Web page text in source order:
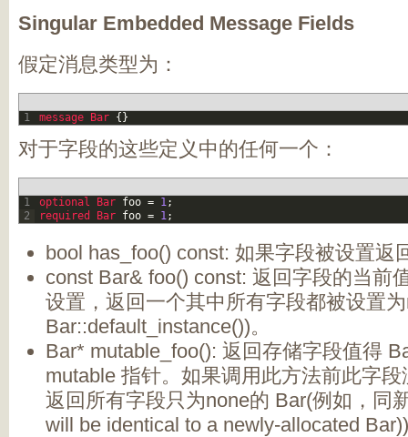
Singular Embedded Message Fields
假定消息类型为：
1 message Bar { }
对于字段的这些定义中的任何一个：
1
2
optional Bar foo = 1;
required
Bar foo = 1;
bool has_foo() const: 如果字段被设置返
const Bar& foo() const: 返回字段的当前
设置，返回一个其中所有字段都被设置
Bar::default_instance())。
Bar* mutable_foo(): 返回存储字段值得
mutable 指针。如果调用此方法前此字
返回所有字段只为none的 Bar(例如，同
will be identical to a newly-allocated